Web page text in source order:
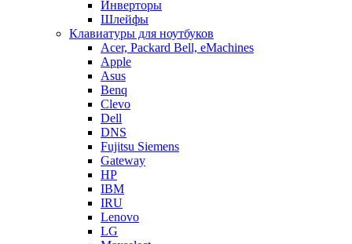
Инверторы
Шлейфы
Клавиатуры для ноутбуков
Acer, Packard Bell, eMachines
Apple
Asus
Benq
Clevo
Dell
DNS
Fujitsu Siemens
Gateway
HP
IBM
IRU
Lenovo
LG